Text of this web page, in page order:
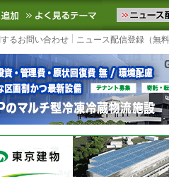
ニュースをお届けします。
お気に入りに追加 よく見るテ
るお問い合わせ ニュース配信登録（無料